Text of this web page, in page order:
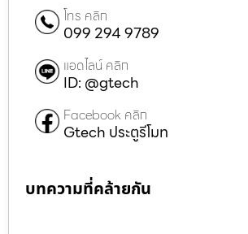
โทร คลิก
099 294 9789
แอดไลน์ คลิก
ID: @gtech
Facebook คลิก
Gtech ประตูรีโมท
บทความที่คล้ายกัน